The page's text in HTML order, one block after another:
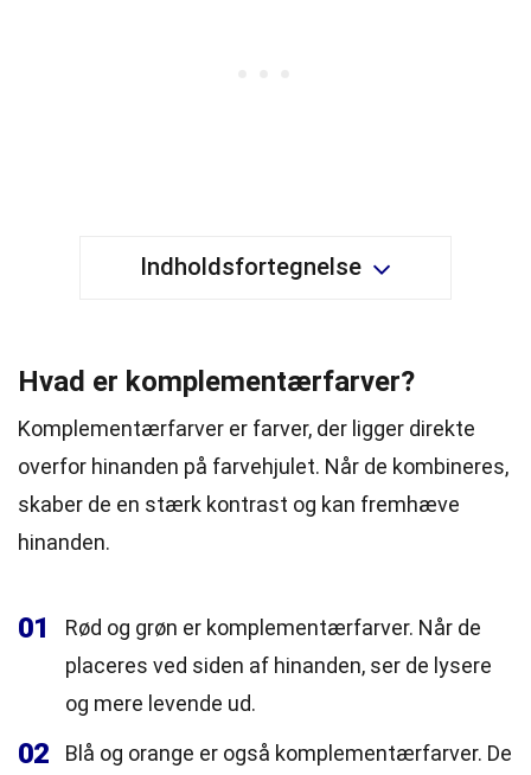
Indholdsfortegnelse
Hvad er komplementærfarver?
Komplementærfarver er farver, der ligger direkte
overfor hinanden på farvehjulet. Når de kombineres,
skaber de en stærk kontrast og kan fremhæve
hinanden.
01
Rød og grøn er komplementærfarver. Når de
placeres ved siden af hinanden, ser de lysere
og mere levende ud.
02
Blå og orange er også komplementærfarver. De